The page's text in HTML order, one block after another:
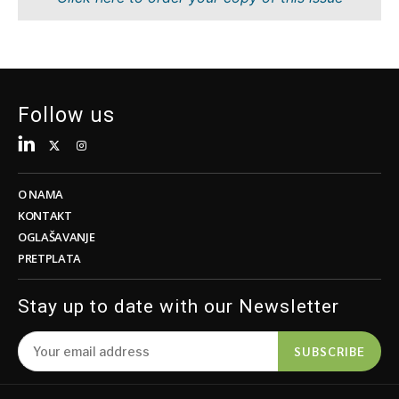
Održivost
Tehnologija
Telekomunikacije
Prevoz
Trgovina
Insights
Intervju
Okrugli
sto
Održivost
Turizam
Trgovina
Insights
Intervju
Mišljenje
Okrugli
sto
Analiza
Follow us
O NAMA
KONTAKT
OGLAŠAVANJE
PRETPLATA
Stay up to date with our Newsletter
SUBSCRIBE